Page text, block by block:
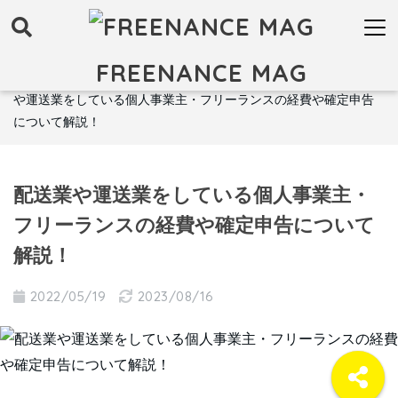
FREENANCE MAG
FREENANCE MAG トップ お金 税金・確定申告
や運送業をしている個人事業主・フリーランスの経費や確定申告
について解説！
配送業や運送業をしている個人事業主・
フリーランスの経費や確定申告について
解説！
2022/05/19 2023/08/16